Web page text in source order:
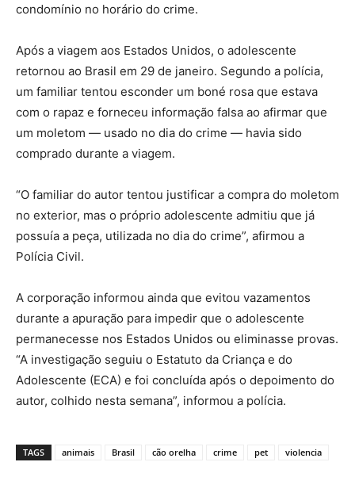
condomínio no horário do crime.
Após a viagem aos Estados Unidos, o adolescente
retornou ao Brasil em 29 de janeiro. Segundo a polícia,
um familiar tentou esconder um boné rosa que estava
com o rapaz e forneceu informação falsa ao afirmar que
um moletom — usado no dia do crime — havia sido
comprado durante a viagem.
“O familiar do autor tentou justificar a compra do moletom
no exterior, mas o próprio adolescente admitiu que já
possuía a peça, utilizada no dia do crime”, afirmou a
Polícia Civil.
A corporação informou ainda que evitou vazamentos
durante a apuração para impedir que o adolescente
permanecesse nos Estados Unidos ou eliminasse provas.
“A investigação seguiu o Estatuto da Criança e do
Adolescente (ECA) e foi concluída após o depoimento do
autor, colhido nesta semana”, informou a polícia.
TAGS animais Brasil cão orelha crime pet violencia